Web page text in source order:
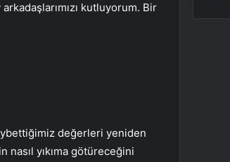
arkadaşlarımızı kutluyorum. Bir
değerleri yeniden
yıkıma götüreceğini